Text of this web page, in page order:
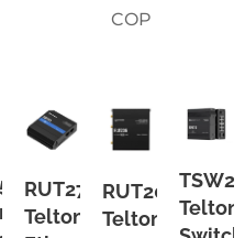
COP
RUT271
Teltonika
RUT206
Teltonika